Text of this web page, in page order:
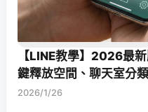
【LINE教學】2026最
鍵釋放空間、聊天室分
2026/1/26